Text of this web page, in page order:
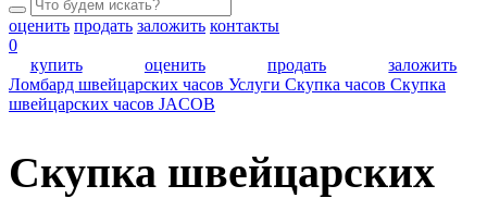
оценить продать заложить контакты
0
купить
оценить продать
заложить
Ломбард швейцарских часов Услуги Скупка часов Скупка
швейцарских часов JACOB
Скупка швейцарских